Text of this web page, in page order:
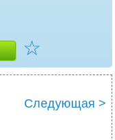
☆
Следующая >